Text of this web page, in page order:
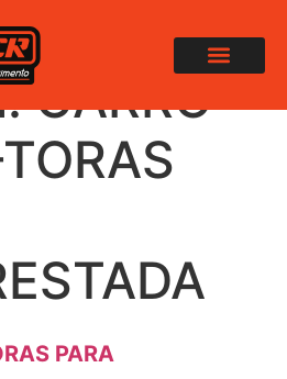
CARRO
PARA